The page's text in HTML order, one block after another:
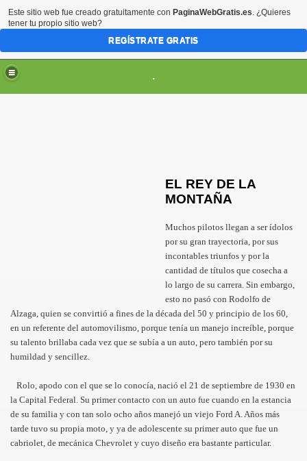
.
EL REY DE LA
MONTAÑA
Muchos pilotos llegan a ser ídolos
por su gran trayectoria, por sus
incontables triunfos y por la
cantidad de títulos que cosecha a
lo largo de su carrera. Sin embargo,
esto no pasó con Rodolfo de
Alzaga, quien se convirtió a fines de la década del 50 y principio de los 60,
en un referente del automovilismo, porque tenía un manejo increíble, porque
su talento brillaba cada vez que se subía a un auto, pero también por su
humildad y sencillez.
Rolo, apodo con el que se lo conocía, nació el 21 de septiembre de 1930 en
la Capital Federal. Su primer contacto con un auto fue cuando en la estancia
de su familia y con tan solo ocho años manejó un viejo Ford A. Años más
tarde tuvo su propia moto, y ya de adolescente su primer auto que fue un
cabriolet, de mecánica Chevrolet y cuyo diseño era bastante particular.
Este sitio web fue creado gratuitamente con PaginaWebGratis.es. ¿Quieres
tener tu propio sitio web?
REGÍSTRATE GRATIS